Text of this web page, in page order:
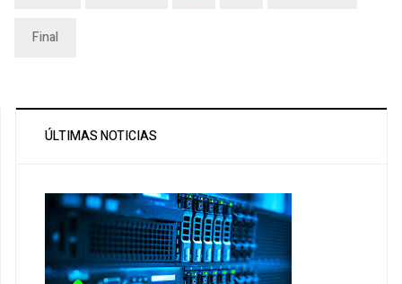
Final
ÚLTIMAS NOTICIAS